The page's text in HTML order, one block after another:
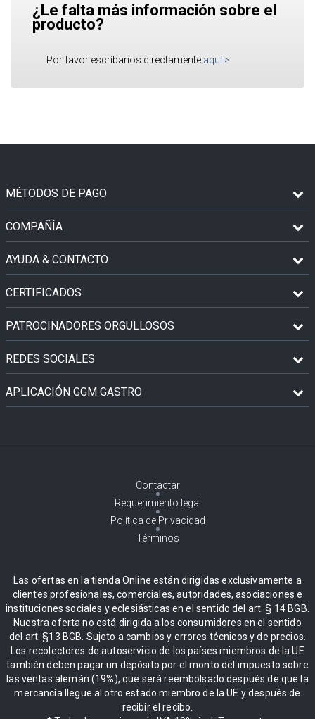
¿Le falta más información sobre el
producto?
Por favor escríbanos directamente aquí >
MÉTODOS DE PAGO
COMPAÑÍA
AYUDA & CONTACTO
CERTIFICADOS
PATROCINADORES ORGULLOSOS
REDES SOCIALES
APLICACIÓN GGM GASTRO
Contactar
Requerimiento legal
Política de Privacidad
Términos
Las ofertas en la tienda Online están dirigidas exclusivamente a
clientes profesionales, comerciales, autoridades, asociaciones e
instituciones sociales y eclesiásticas en el sentido del art. § 14 BGB.
Nuestra oferta no está dirigida a los consumidores en el sentido
del art. §13 BGB. Sujeto a cambios y errores técnicos y de precios.
Los recolectores de autoservicio de los países miembros de la UE
también deben pagar un depósito por el monto del impuesto sobre
las ventas alemán (19%), que será reembolsado después de que la
mercancía llegue al otro estado miembro de la UE y después de
recibir el recibo.